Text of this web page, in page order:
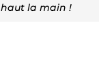
la main !